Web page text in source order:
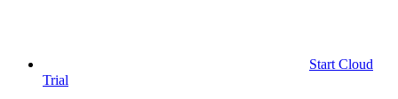
Start Cloud
Trial